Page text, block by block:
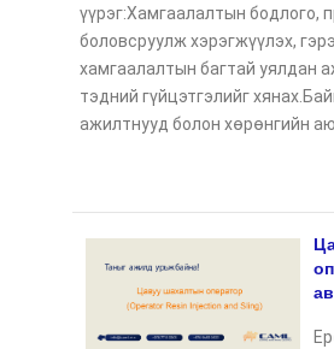
үүрэг:Хамгаалалтын бодлого,
боловсруулж хэрэгжүүлэх,
хамгаалалтын багтай уялдан
тэдний гүйцэтгэлийг
ажилтнууд болон хөрөнгийн